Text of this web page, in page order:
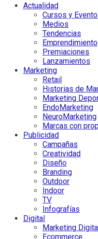
Actualidad
Cursos y
Medios
Tendencias
Emprendimiento
Premiaciones
Lanzamientos
Marketing
Retail
Historias de
Marketing
EndoMarketing
NeuroMarketing
Marcas con
Publicidad
Campañas
Creatividad
Diseño
Branding
Outdoor
Indoor
TV
Infografías
Digital
Marketing
Ecommerce